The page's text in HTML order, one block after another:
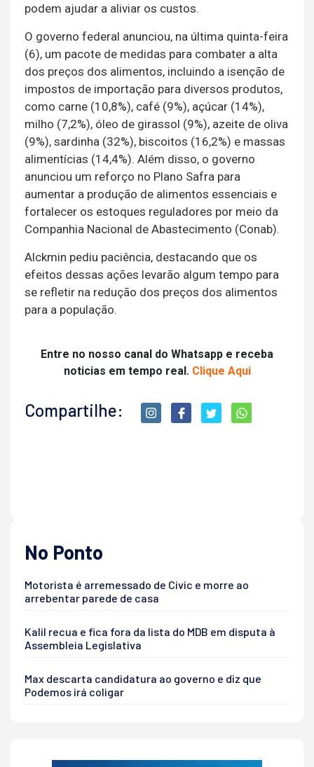
podem ajudar a aliviar os custos.
O governo federal anunciou, na última quinta-feira
(6), um pacote de medidas para combater a alta
dos preços dos alimentos, incluindo a isenção de
impostos de importação para diversos produtos,
como carne (10,8%), café (9%), açúcar (14%),
milho (7,2%), óleo de girassol (9%), azeite de oliva
(9%), sardinha (32%), biscoitos (16,2%) e massas
alimentícias (14,4%). Além disso, o governo
anunciou um reforço no Plano Safra para
aumentar a produção de alimentos essenciais e
fortalecer os estoques reguladores por meio da
Companhia Nacional de Abastecimento (Conab).
Alckmin pediu paciência, destacando que os
efeitos dessas ações levarão algum tempo para
se refletir na redução dos preços dos alimentos
para a população.
Entre no nosso canal do Whatsapp e receba
noticias em tempo real. Clique Aqui
Compartilhe:
No Ponto
Motorista é arremessado de Civic e morre ao
arrebentar parede de casa
Kalil recua e fica fora da lista do MDB em disputa à
Assembleia Legislativa
Max descarta candidatura ao governo e diz que
Podemos irá coligar